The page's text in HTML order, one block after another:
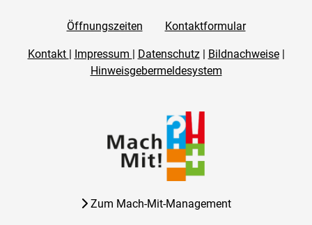
Öffnungszeiten Kontaktformular
Kontakt | Impressum | Datenschutz| Bildnachweise|
Hinweisgebermeldesystem
Zum Mach-Mit-Management